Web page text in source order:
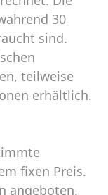
30
sind.
teilweise
erhältlich.
fixen Preis.
angeboten.